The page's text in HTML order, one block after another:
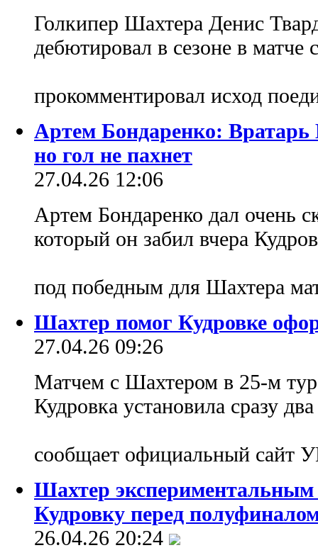
Голкипер Шахтера Денис
дебютировал в сезоне в матче
прокомментировал исход
Артем Бондаренко: Вратарь
но гол не пахнет
27.04.26 12:06
Артем Бондаренко дал очень
который он забил вчера
под победным для Шахтера
Шахтер помог Кудровке
27.04.26 09:26
Матчем с Шахтером в 25-м
Кудровка установила сразу
сообщает официальный сайт
Шахтер экспериментальным
Кудровку перед
26.04.26 20:24